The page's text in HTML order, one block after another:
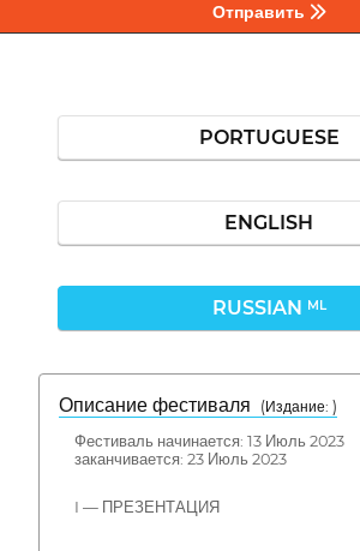
Отправить
PORTUGUESE
ENGLISH
RUSSIAN ML
Описание фестиваля
( Издание: )
Фестиваль начинается: 13 Июль
заканчивается: 23 Июль 2023
I — ПРЕЗЕНТАЦИЯ